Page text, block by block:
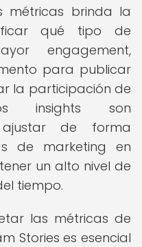
métricas brinda la
qué tipo de
engagement,
para publicar
la participación de
insights son
de forma
de marketing en
un alto nivel de
tiempo.
las métricas de
Stories es esencial